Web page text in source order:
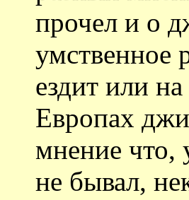
прочел и о
умственное
ездит или
Европах
мнение что,
не бывал,